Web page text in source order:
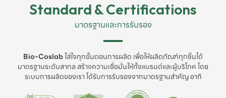
Standard & Certifications
มาตรฐานและการรับรอง
Bio-Coslabใส่ใจทุกขั้นตอนการผลิต เพื่อให้ผลิตภัณฑ์ทุกชิ้นได้
มาตรฐานระดับสากล สร้างความเชื่อมั่นให้ทั้งแบรนด์และผู้บริโภค โดย
ระบบการผลิตของเรา ได้รับการรับรองจากมาตรฐานสำคัญ อาทิ